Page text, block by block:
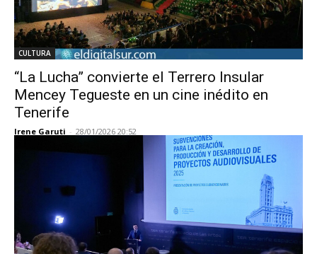
CULTURA
“La Lucha” convierte el Terrero Insular
Mencey Tegueste en un cine inédito en
Tenerife
Irene Garuti - 28/01/2026 20:52